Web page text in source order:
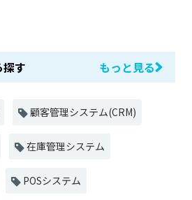
す もっと見る
顧客管理システム(CRM)
在庫管理システム
POSシステム